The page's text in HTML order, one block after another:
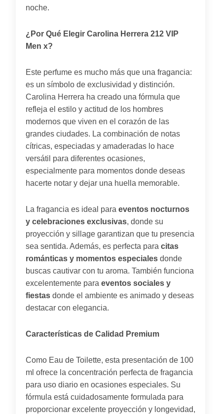
noche.
¿Por Qué Elegir Carolina Herrera 212 VIP
Men x?
Este perfume es mucho más que una fragancia:
es un símbolo de exclusividad y distinción.
Carolina Herrera ha creado una fórmula que
refleja el estilo y actitud de los hombres
modernos que viven en el corazón de las
grandes ciudades. La combinación de notas
cítricas, especiadas y amaderadas lo hace
versátil para diferentes ocasiones,
especialmente para momentos donde deseas
hacerte notar y dejar una huella memorable.
La fragancia es ideal para eventos nocturnos
y celebraciones exclusivas, donde su
proyección y sillage garantizan que tu presencia
sea sentida. Además, es perfecta para citas
románticas y momentos especiales donde
buscas cautivar con tu aroma. También funciona
excelentemente para eventos sociales y
fiestas donde el ambiente es animado y deseas
destacar con elegancia.
Características de Calidad Premium
Como Eau de Toilette, esta presentación de 100
ml ofrece la concentración perfecta de fragancia
para uso diario en ocasiones especiales. Su
fórmula está cuidadosamente formulada para
proporcionar excelente proyección y longevidad,